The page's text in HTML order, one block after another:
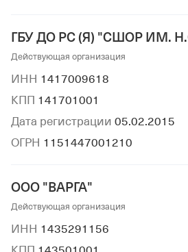
ГБУ ДО РС (Я) "СШОР ИМ.
Действующая организация
ИНН 1417009618
КПП 141701001
Дата регистрации 05.02.2015
ОГРН 1151447001210
ООО "ВАРГА"
Действующая организация
ИНН 1435291156